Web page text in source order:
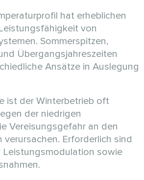
hat erheblichen
von
Sommerspitzen,
Übergangsjahreszeiten
Ansätze in Auslegung
ist der Winterbetrieb oft
der niedrigen
Vereisungsgefahr an den
verursachen. Erforderlich sind
Leistungsmodulation sowie